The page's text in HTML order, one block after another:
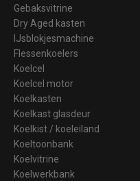
Gebaksvitrine
Dry Aged kasten
IJsblokjesmachine
Flessenkoelers
Koelcel
Koelcel motor
Koelkasten
Koelkast glasdeur
Koelkist / koeleiland
Koeltoonbank
Koelvitrine
Koelwerkbank